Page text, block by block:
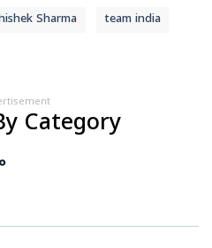
Sharma team india
Category